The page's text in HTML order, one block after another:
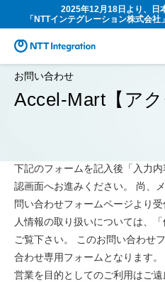
2025年12月18日より、日
「NTTインテグレーション株式会社
お問い合わせ
Accel-Mart【アク
下記のフォームを記入後「入力
認画面へお進みください。 尚、
問い合わせフォームページより
人情報の取り扱いについては、
ご覧下さい。 このお問い合わせ
合わせ専用フォームとなります。
営業を目的としてのご利用はご遠